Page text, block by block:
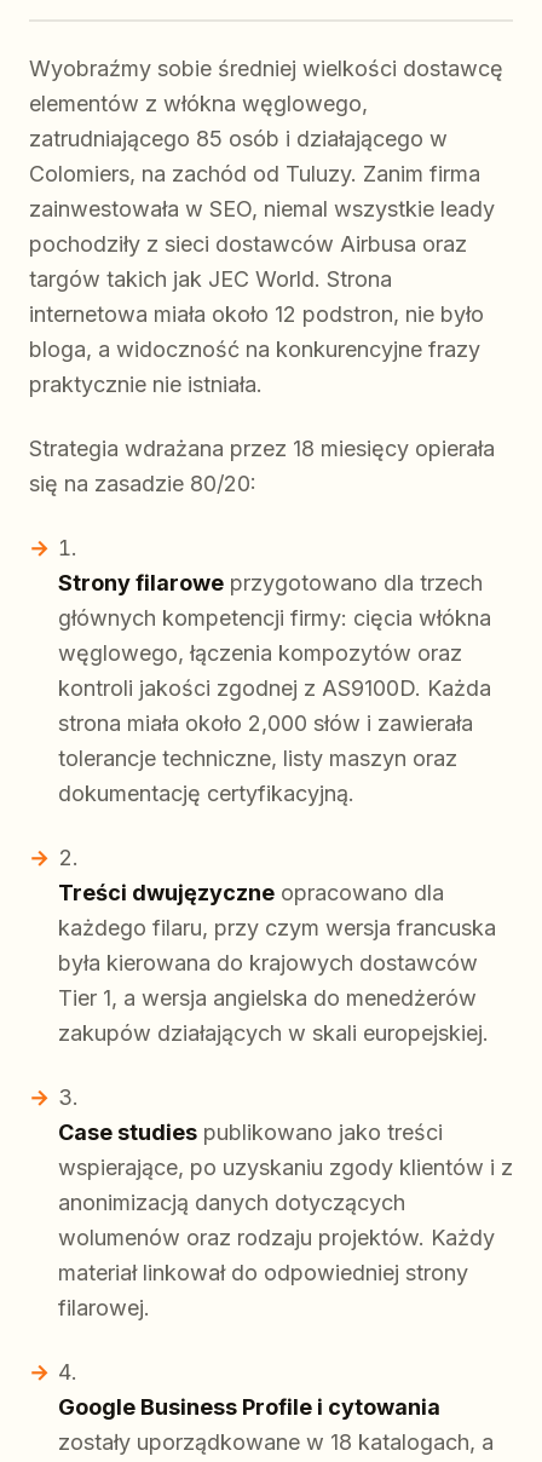
Wyobraźmy sobie średniej wielkości dostawcę
elementów z włókna węglowego,
zatrudniającego 85 osób i działającego w
Colomiers, na zachód od Tuluzy. Zanim firma
zainwestowała w SEO, niemal wszystkie leady
pochodziły z sieci dostawców Airbusa oraz
targów takich jak JEC World. Strona
internetowa miała około 12 podstron, nie było
bloga, a widoczność na konkurencyjne frazy
praktycznie nie istniała.
Strategia wdrażana przez 18 miesięcy opierała
się na zasadzie 80/20:
Strony filarowe przygotowano dla trzech
głównych kompetencji firmy: cięcia włókna
węglowego, łączenia kompozytów oraz
kontroli jakości zgodnej z AS9100D. Każda
strona miała około 2,000 słów i zawierała
tolerancje techniczne, listy maszyn oraz
dokumentację certyfikacyjną.
Treści dwujęzyczne opracowano dla
każdego filaru, przy czym wersja francuska
była kierowana do krajowych dostawców
Tier 1, a wersja angielska do menedżerów
zakupów działających w skali europejskiej.
Case studies publikowano jako treści
wspierające, po uzyskaniu zgody klientów i z
anonimizacją danych dotyczących
wolumenów oraz rodzaju projektów. Każdy
materiał linkował do odpowiedniej strony
filarowej.
Google Business Profile i cytowania
zostały uporządkowane w 18 katalogach, a